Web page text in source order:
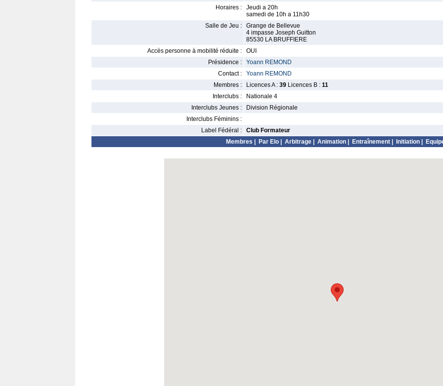
Horaires :
Jeudi a 20h
samedi de 10h a 11h30
Salle de Jeu :
Grange de Bellevue
4 impasse Joseph Guitton
85530 LA BRUFFIERE
Accès personne à mobilité réduite :
OUI
Présidence :
Yoann REMOND
Contact :
Yoann REMOND
Membres :
Licences A : 39 Licences B : 11
Interclubs :
Nationale 4
Interclubs Jeunes :
Division Régionale
Interclubs Féminins :
Label Fédéral :
Club Formateur
Membres
Par Elo Arbitrage Animation Entraînement Initiation